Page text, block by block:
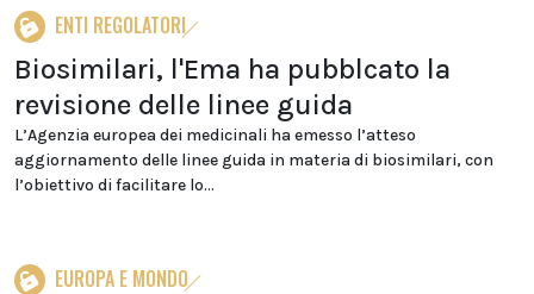
ENTI REGOLATORI
Biosimilari, l'Ema ha pubblcato la
revisione delle linee guida
L’Agenzia europea dei medicinali ha emesso l’atteso
aggiornamento delle linee guida in materia di biosimilari, con
l’obiettivo di facilitare lo...
EUROPA E MONDO